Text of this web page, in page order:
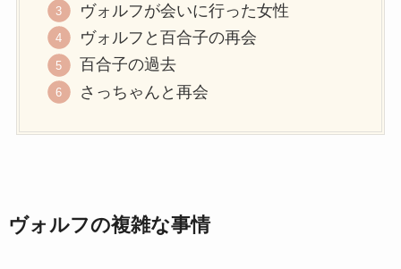
ヴォルフが会いに行った女性
ヴォルフと百合子の再会
百合子の過去
さっちゃんと再会
ヴォルフの複雑な事情